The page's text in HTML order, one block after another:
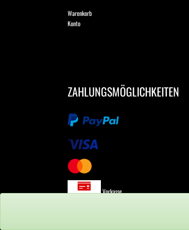
Warenkorb
Konto
ZAHLUNGSMÖGLICHKEITEN
Vorkasse